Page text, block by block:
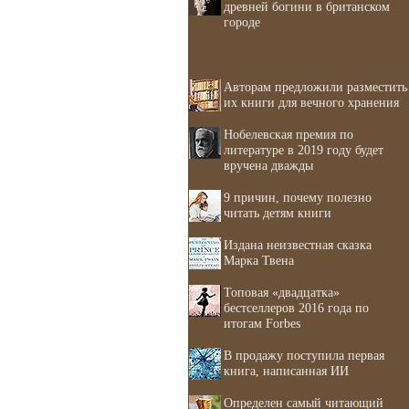
древней богини в британском
городе
Авторам предложили разместить
их книги для вечного хранения
Нобелевская премия по
литературе в 2019 году будет
вручена дважды
9 причин, почему полезно
читать детям книги
Издана неизвестная сказка
Марка Твена
Топовая «двадцатка»
бестселлеров 2016 года по
итогам Forbes
В продажу поступила первая
книга, написанная ИИ
Определен самый читающий